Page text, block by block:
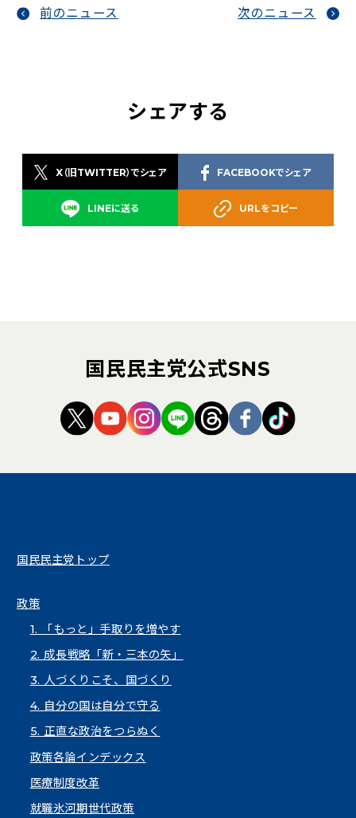
前のニュース 次のニュース
シェアする
X（旧TWITTER）でシェア
LINEに送る
FACEBOOKでシェア
URLをコピー
国民民主党公式SNS
（新しいタブで開く）
（新しいタブで開く）
（新しいタブで開く）
（新しいタブで開く）
（新しいタブで開
（新しいタブ
（新しい
国民民主党トップ
政策
1. 「もっと」手取りを増やす
2. 成長戦略「新・三本の矢」
3. 人づくりこそ、国づくり
4. 自分の国は自分で守る
5. 正直な政治をつらぬく
政策各論インデックス
医療制度改革
就職氷河期世代政策